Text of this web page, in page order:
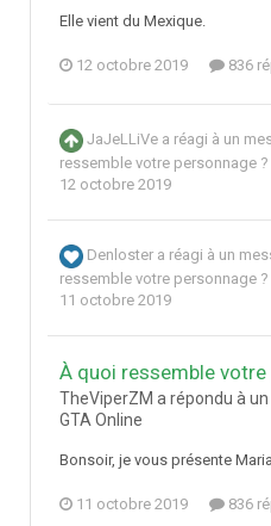
Elle vient du Mexique.
12 octobre 2019 836
JaJeLLiVe a réagi à un
ressemble votre personnage ?
12 octobre 2019
Denloster a réagi à un
ressemble votre personnage ?
11 octobre 2019
À quoi ressemble votre
TheViperZM a répondu à
GTA Online
Bonsoir, je vous présente
11 octobre 2019 836